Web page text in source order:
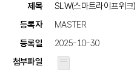
SLW(스마트라이프위
MASTER
2025-10-30